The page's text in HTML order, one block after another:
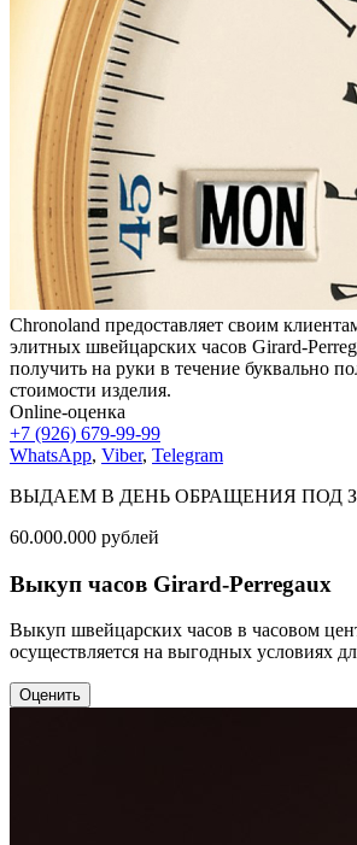
Chronoland предоставляет своим
элитных швейцарских часов Girard-
получить на руки в течение буквально
стоимости изделия.
Online-оценка
+7 (926) 679-99-99
WhatsApp, Viber, Telegram
ВЫДАЕМ В ДЕНЬ ОБРАЩЕНИЯ ПОД
60.000.000 рублей
Выкуп часов Girard-Perregaux
Выкуп швейцарских часов в часовом
осуществляется на выгодных условиях
Оценить